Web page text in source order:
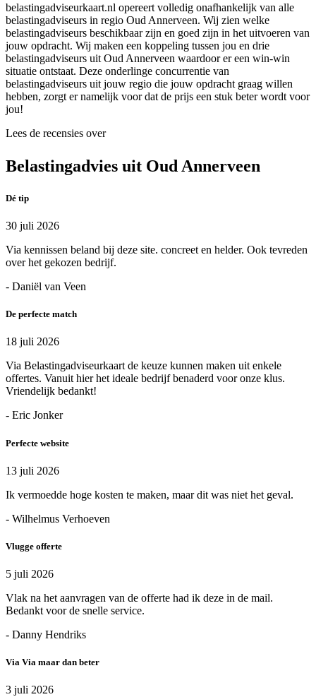
belastingadviseurkaart.nl opereert volledig onafhankelijk van alle
belastingadviseurs in regio Oud Annerveen. Wij zien welke
belastingadviseurs beschikbaar zijn en goed zijn in het uitvoeren van
jouw opdracht. Wij maken een koppeling tussen jou en drie
belastingadviseurs uit Oud Annerveen waardoor er een win-win
situatie ontstaat. Deze onderlinge concurrentie van
belastingadviseurs uit jouw regio die jouw opdracht graag willen
hebben, zorgt er namelijk voor dat de prijs een stuk beter wordt voor
jou!
Lees de recensies over
Belastingadvies uit Oud Annerveen
Dé tip
30 juli 2026
Via kennissen beland bij deze site. concreet en helder. Ook tevreden
over het gekozen bedrijf.
- Daniël van Veen
De perfecte match
18 juli 2026
Via Belastingadviseurkaart de keuze kunnen maken uit enkele
offertes. Vanuit hier het ideale bedrijf benaderd voor onze klus.
Vriendelijk bedankt!
- Eric Jonker
Perfecte website
13 juli 2026
Ik vermoedde hoge kosten te maken, maar dit was niet het geval.
- Wilhelmus Verhoeven
Vlugge offerte
5 juli 2026
Vlak na het aanvragen van de offerte had ik deze in de mail.
Bedankt voor de snelle service.
- Danny Hendriks
Via Via maar dan beter
3 juli 2026